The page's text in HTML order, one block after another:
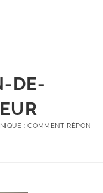
DE-
: COMMENT